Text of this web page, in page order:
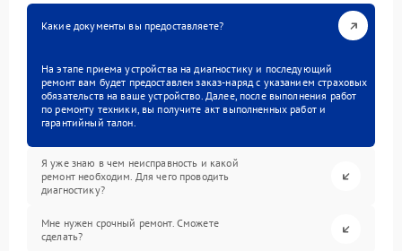
Какие документы вы предоставляете?
На этапе приема устройства на диагностику и последующий
ремонт вам будет предоставлен заказ-наряд с указанием страховых
обязательств на ваше устройство. Далее, после выполнения работ
по ремонту техники, вы получите акт выполненных работ и
гарантийный талон.
Я уже знаю в чем неисправность и какой
ремонт необходим. Для чего проводить
диагностику?
Мне нужен срочный ремонт. Сможете
сделать?